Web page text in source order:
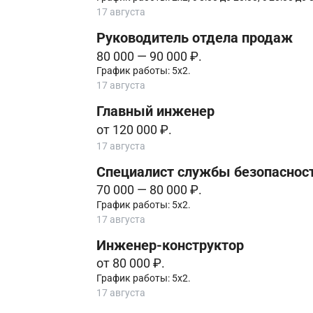
17 августа
Руководитель отдела продаж
80 000 — 90 000 ₽.
График работы: 5х2.
17 августа
Главный инженер
от 120 000 ₽.
17 августа
Специалист службы
70 000 — 80 000 ₽.
График работы: 5х2.
17 августа
Инженер-конструктор
от 80 000 ₽.
График работы: 5х2.
17 августа